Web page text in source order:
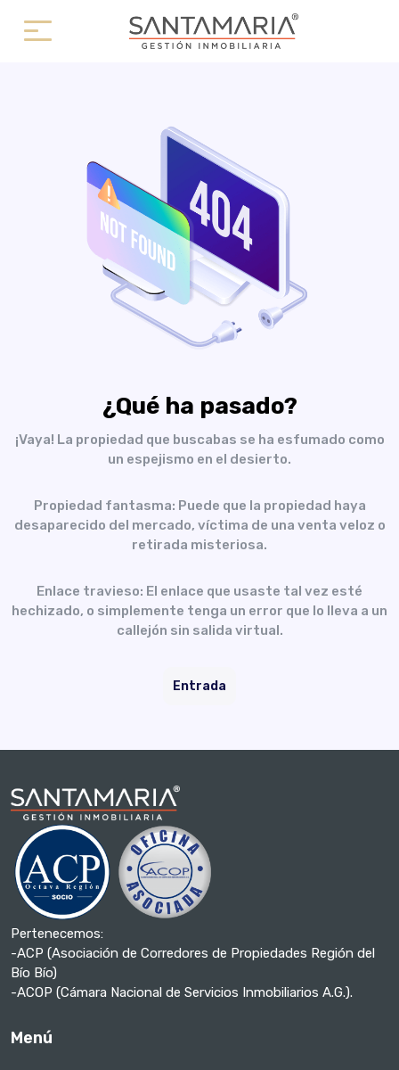
¿Qué ha pasado?
¡Vaya! La propiedad que buscabas se ha esfumado como
un espejismo en el desierto.
Propiedad fantasma: Puede que la propiedad haya
desaparecido del mercado, víctima de una venta veloz o
retirada misteriosa.
Enlace travieso: El enlace que usaste tal vez esté
hechizado, o simplemente tenga un error que lo lleva a un
callejón sin salida virtual.
Entrada
Pertenecemos:
-ACP (Asociación de Corredores de Propiedades Región del
Bío Bío)
-ACOP (Cámara Nacional de Servicios Inmobiliarios A.G.).
Menú